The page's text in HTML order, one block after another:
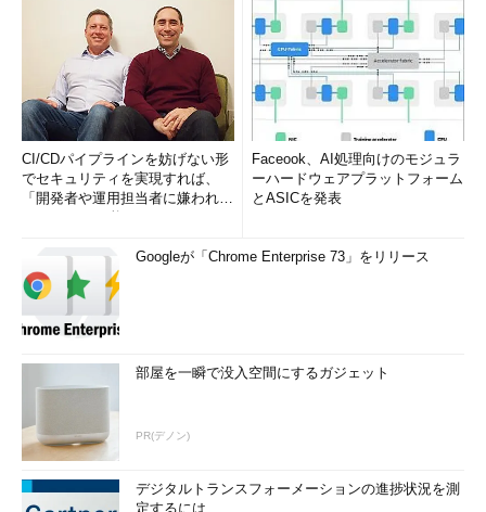
CI/CDパイプラインを妨げない形
でセキュリティを実現すれば、
「開発者や運用担当者に嫌われな
Faceook、AI処理向けのモジュラ
ーハードウェアプラットフォーム
とASICを発表
Googleが「Chrome Enterprise 73」をリリース
部屋を一瞬で没入空間にするガジェット
PR(デノン)
デジタルトランスフォーメーションの進捗状況を測
定するには